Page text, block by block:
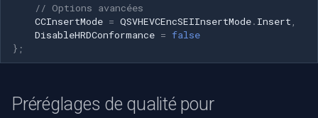
// Options avancées
CCInsertMode = QSVHEVCEncSEIInsertMode. Insert
DisableHRDConformance = false
};
Préréglages de qualité pour